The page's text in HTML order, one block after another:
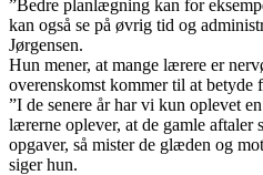
”Bedre planlægning kan for
kan også se på øvrig tid og
Jørgensen.
Hun mener, at mange lærere er
overenskomst kommer til at betyde
”I de senere år har vi kun oplevet
lærerne oplever, at de gamle aftaler
opgaver, så mister de glæden og
siger hun.